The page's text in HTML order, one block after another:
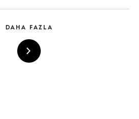
DAHA FAZLA